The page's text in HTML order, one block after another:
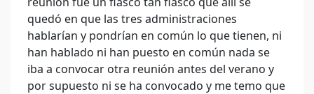
quedó en que las tres administraciones
hablarían y pondrían en común lo que tienen, ni
han hablado ni han puesto en común nada se
iba a convocar otra reunión antes del verano y
por supuesto ni se ha convocado y me temo que